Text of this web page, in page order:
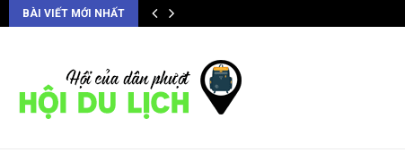
BÀI VIẾT MỚI NHẤT